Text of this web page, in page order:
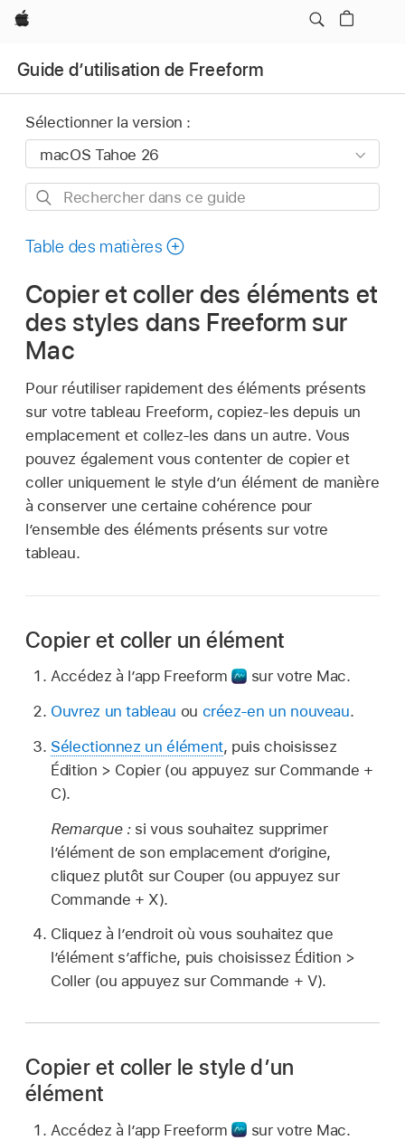
Apple
Guide d’utilisation de Freeform
Sélectionner la version :
Rechercher
ce
Table des matières
Copier et coller des éléments et
des styles dans Freeform sur
Mac
Pour réutiliser rapidement des éléments présents
sur votre tableau Freeform, copiez-les depuis un
emplacement et collez-les dans un autre. Vous
pouvez également vous contenter de copier et
coller uniquement le style d’un élément de manière
à conserver une certaine cohérence pour
l’ensemble des éléments présents sur votre
tableau.
Copier et coller un élément
Accédez à l’app Freeform
sur votre Mac.
Ouvrez un tableau ou créez-en un nouveau.
Sélectionnez un élément, puis choisissez
Édition > Copier (ou appuyez sur Commande +
C).
Remarque : si vous souhaitez supprimer
l’élément de son emplacement d’origine,
cliquez plutôt sur Couper (ou appuyez sur
Commande + X).
Cliquez à l’endroit où vous souhaitez que
l’élément s’affiche, puis choisissez Édition >
Coller (ou appuyez sur Commande + V).
Copier et coller le style d’un
élément
Accédez à l’app Freeform
sur votre Mac.